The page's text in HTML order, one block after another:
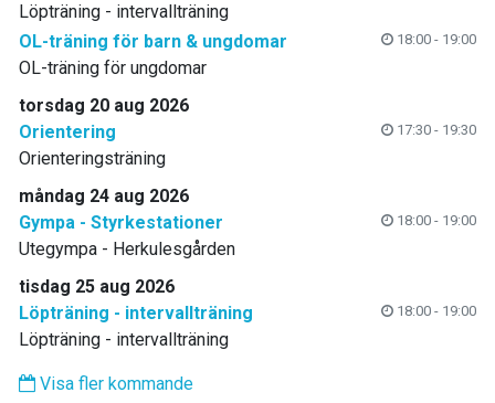
Löpträning - intervallträning
OL-träning för barn & ungdomar
18:00 - 19:00
OL-träning för ungdomar
torsdag 20 aug 2026
Orientering
17:30 - 19:30
Orienteringsträning
måndag 24 aug 2026
Gympa - Styrkestationer
18:00 - 19:00
Utegympa - Herkulesgården
tisdag 25 aug 2026
Löpträning - intervallträning
18:00 - 19:00
Löpträning - intervallträning
Visa fler kommande